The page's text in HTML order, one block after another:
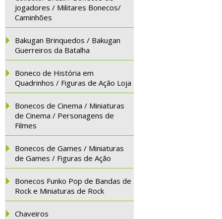
Jogadores / Militares Bonecos/
Caminhões
Bakugan Brinquedos / Bakugan
Guerreiros da Batalha
Boneco de História em
Quadrinhos / Figuras de Ação Loja
Bonecos de Cinema / Miniaturas
de Cinema / Personagens de
Filmes
Bonecos de Games / Miniaturas
de Games / Figuras de Ação
Bonecos Funko Pop de Bandas de
Rock e Miniaturas de Rock
Chaveiros